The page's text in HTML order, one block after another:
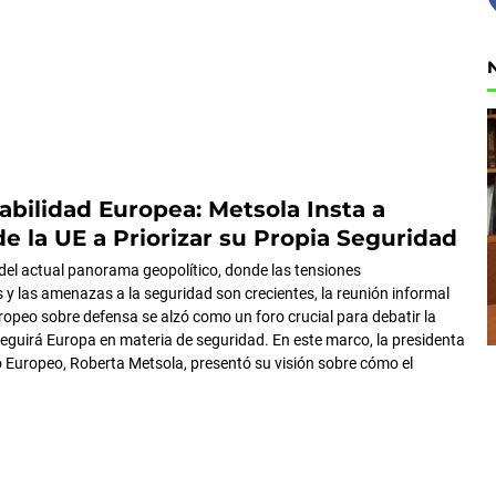
Europea: Metsola Insta a
la UE a Priorizar su Propia Seguridad
actual panorama geopolítico, donde las tensiones
las amenazas a la seguridad son crecientes, la reunión informal
sobre defensa se alzó como un foro crucial para debatir la
Europa en materia de seguridad. En este marco, la presidenta
Roberta Metsola, presentó su visión sobre cómo el